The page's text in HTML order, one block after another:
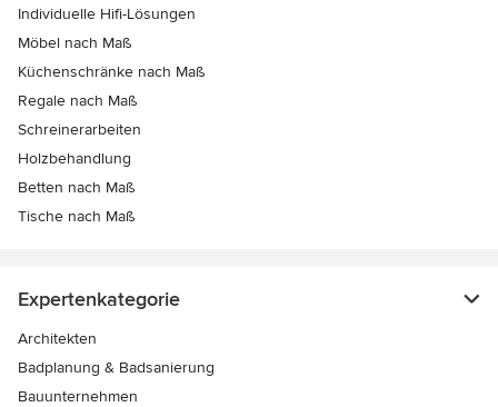
Individuelle Hifi-Lösungen
Möbel nach Maß
Küchenschränke nach Maß
Regale nach Maß
Schreinerarbeiten
Holzbehandlung
Betten nach Maß
Tische nach Maß
Expertenkategorie
Architekten
Badplanung & Badsanierung
Bauunternehmen